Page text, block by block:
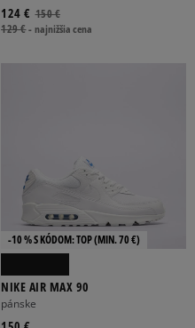
150 €
124 €
129 €-najnižšia cena
-10 % S KÓDOM: TOP (MIN. 70 €)
NIKE AIR MAX 90
pánske